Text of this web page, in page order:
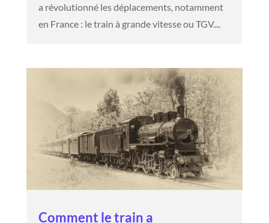
a révolutionné les déplacements, notamment
en France : le train à grande vitesse ou TGV....
Comment le train a